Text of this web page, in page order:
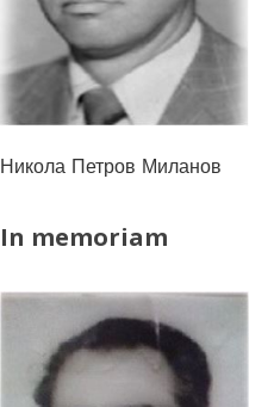
Никола Петров Миланов
In memoriam